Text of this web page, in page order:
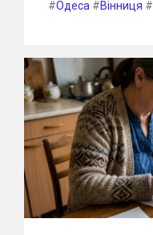
#Одеса #Вінниця #